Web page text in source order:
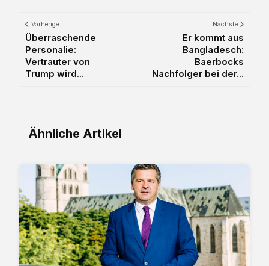
Vorherige
Überraschende
Personalie:
Vertrauter von
Trump wird...
Nächste
Er kommt aus
Bangladesch:
Baerbocks
Nachfolger bei der...
Ähnliche Artikel